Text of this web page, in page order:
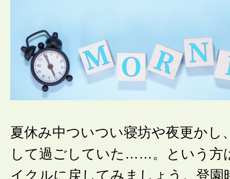
夏休み中ついつい寝坊や夜更かし
して過ごしていた……。という方
イクルに戻してみましょう。登園